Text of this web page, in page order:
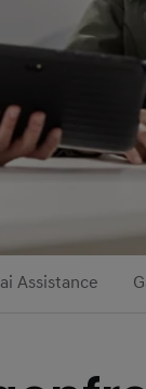
Assistance